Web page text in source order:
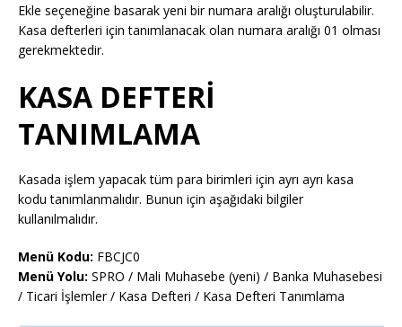
Ekle seçeneğine basarak yeni bir numara aralığı oluşturulabilir.
Kasa defterleri için tanımlanacak olan numara aralığı 01 olması
gerekmektedir.
KASA DEFTERİ
TANIMLAMA
Kasada işlem yapacak tüm para birimleri için ayrı ayrı kasa
kodu tanımlanmalıdır. Bunun için aşağıdaki bilgiler
kullanılmalıdır.
Menü Kodu: FBCJC0
Menü Yolu: SPRO / Mali Muhasebe (yeni) / Banka Muhasebesi
/ Ticari İşlemler / Kasa Defteri / Kasa Defteri Tanımlama